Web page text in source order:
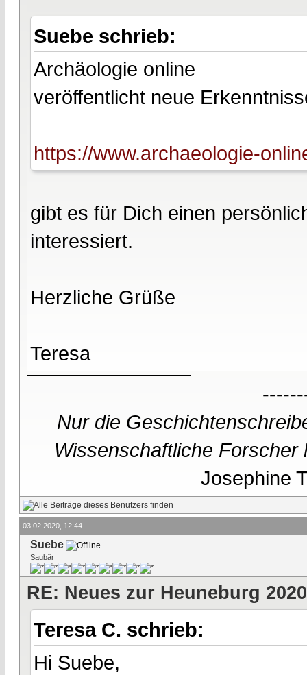
Suebe schrieb:
Archäologie online
veröffentlicht neue
https://www.archaeologie-
gibt es für Dich einen
interessiert.
Herzliche Grüße
Teresa
Nur die
Wissenschaftliche
Josephine
03.02.2020, 12:44
Suebe
Saubär
RE: Neues zur Heuneburg 2020
Teresa C. schrieb:
Hi Suebe,